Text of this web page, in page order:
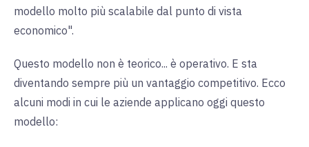
modello molto più scalabile dal punto di vista
economico".
Questo modello non è teorico... è operativo. E sta
diventando sempre più un vantaggio competitivo. Ecco
alcuni modi in cui le aziende applicano oggi questo
modello: